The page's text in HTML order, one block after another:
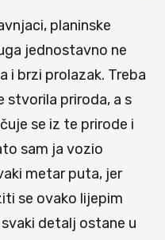
planinske
jednostavno ne
i brzi prolazak. Treba
stvorila priroda, a s
se iz te prirode i
sam ja vozio
metar puta, jer
se ovako lijepim
detalj ostane u